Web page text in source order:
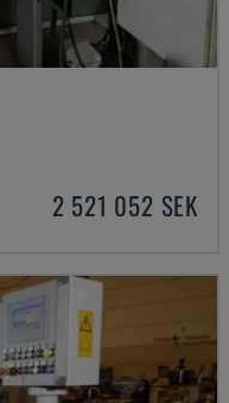
2 521 052 SEK